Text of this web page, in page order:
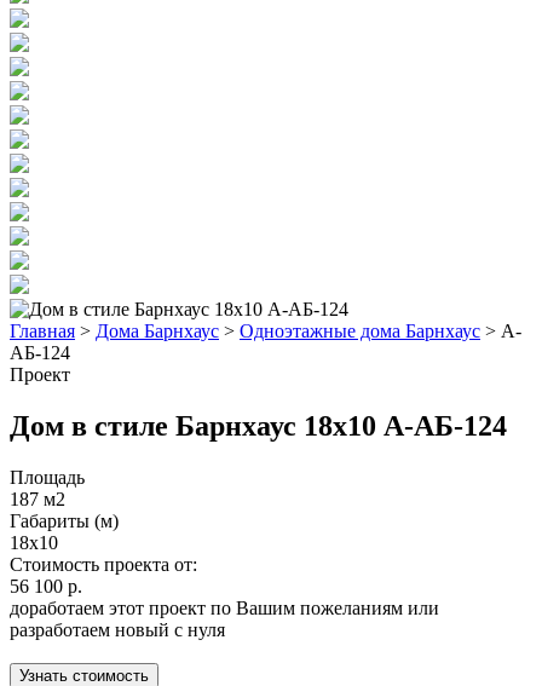
Главная > Дома Барнхаус > Одноэтажные дома Барнхаус > А-
АБ-124
Проект
Дом в стиле Барнхаус 18x10 А-АБ-124
Площадь
187 м2
Габариты (м)
18x10
Стоимость проекта от:
56 100 р.
доработаем этот проект по Вашим пожеланиям или
разработаем новый с нуля
Узнать стоимость